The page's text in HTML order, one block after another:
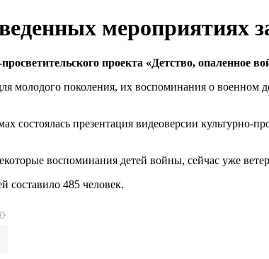
мероприятиях
проекта «Детство,
молодого поколения, их воспоминания о военном
состоялась презентация видеоверсии
воспоминания детей войны, сейчас уже
составило 485 человек.